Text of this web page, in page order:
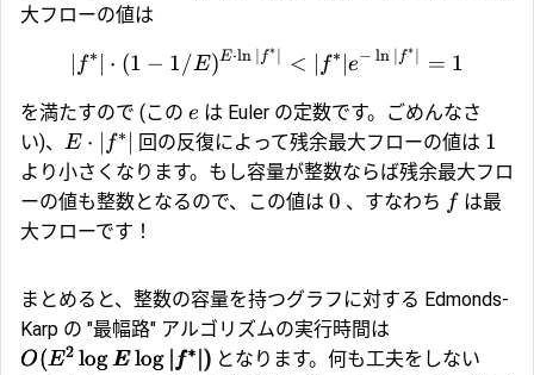
大フローの値は
f∗ ⋅ (1 − 1/E)E⋅ln f∗ < f∗ ∣e− ln f∗ = 1
を満たすので (この e は Euler の定数です。ごめんなさ
い)、 E ⋅ f∗ 回の反復によって残余最大フローの値は 1
より小さくなります。もし容量が整数ならば残余最大フロ
ーの値も整数となるので、この値は 0 、すなわち f は最
大フローです！
まとめると、整数の容量を持つグラフに対する Edmonds-
Karp の "最幅路" アルゴリズムの実行時間は
O(E2 logE log f∗ ) となります。何も工夫をしない